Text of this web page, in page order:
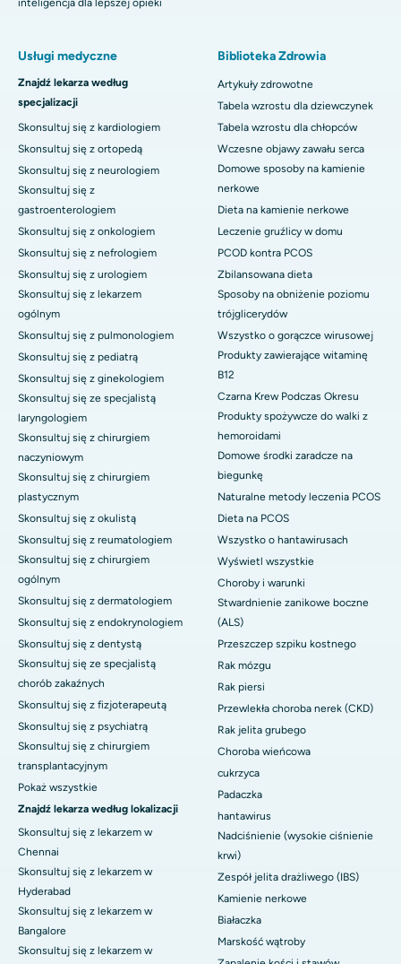
Usługi medyczne
Znajdź lekarza według
specjalizacji
Skonsultuj się z kardiologiem
Skonsultuj się z ortopedą
Skonsultuj się z neurologiem
Skonsultuj się z
gastroenterologiem
Skonsultuj się z onkologiem
Skonsultuj się z nefrologiem
Skonsultuj się z urologiem
Skonsultuj się z lekarzem
ogólnym
Skonsultuj się z pulmonologiem
Skonsultuj się z pediatrą
Skonsultuj się z ginekologiem
Skonsultuj się ze specjalistą
laryngologiem
Skonsultuj się z chirurgiem
naczyniowym
Skonsultuj się z chirurgiem
plastycznym
Skonsultuj się z okulistą
Skonsultuj się z reumatologiem
Skonsultuj się z chirurgiem
ogólnym
Skonsultuj się z dermatologiem
Skonsultuj się z endokrynologiem
Skonsultuj się z dentystą
Skonsultuj się ze specjalistą
chorób zakaźnych
Skonsultuj się z fizjoterapeutą
Skonsultuj się z psychiatrą
Skonsultuj się z chirurgiem
transplantacyjnym
Pokaż wszystkie
Znajdź lekarza według lokalizacji
Skonsultuj się z lekarzem w
Chennai
Skonsultuj się z lekarzem w
Hyderabad
Skonsultuj się z lekarzem w
Bangalore
Skonsultuj się z lekarzem w
Biblioteka Zdrowia
Artykuły zdrowotne
Tabela wzrostu dla dziewczynek
Tabela wzrostu dla chłopców
Wczesne objawy zawału serca
Domowe sposoby na kamienie
nerkowe
Dieta na kamienie nerkowe
Leczenie gruźlicy w domu
PCOD kontra PCOS
Zbilansowana dieta
Sposoby na obniżenie poziomu
trójglicerydów
Wszystko o gorączce wirusowej
Produkty zawierające witaminę
B12
Czarna Krew Podczas Okresu
Produkty spożywcze do walki z
hemoroidami
Domowe środki zaradcze na
biegunkę
Naturalne metody leczenia PCOS
Dieta na PCOS
Wszystko o hantawirusach
Wyświetl wszystkie
Choroby i warunki
Stwardnienie zanikowe boczne
(ALS)
Przeszczep szpiku kostnego
Rak mózgu
Rak piersi
Przewlekła choroba nerek (CKD)
Rak jelita grubego
Choroba wieńcowa
cukrzyca
Padaczka
hantawirus
Nadciśnienie (wysokie ciśnienie
krwi)
Zespół jelita drażliwego (IBS)
Kamienie nerkowe
Białaczka
Marskość wątroby